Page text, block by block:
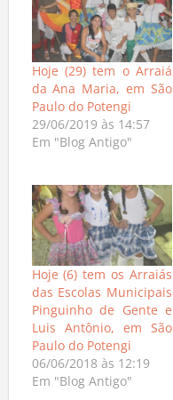
Hoje (29) tem o Arraiá
da Ana Maria, em São
Paulo do Potengi
29/06/2019 às 14:57
Em "Blog Antigo"
Hoje (6) tem os Arraiás
das Escolas Municipais
Pinguinho de Gente e
Luis Antônio, em São
Paulo do Potengi
06/06/2018 às 12:19
Em "Blog Antigo"